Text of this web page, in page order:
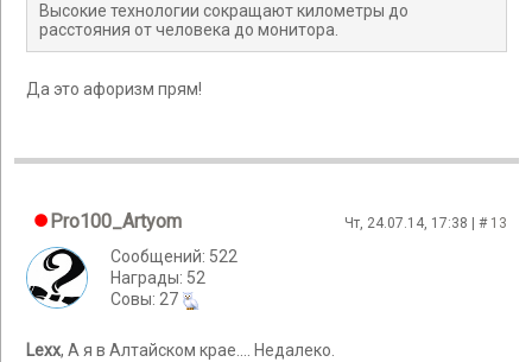
Высокие технологии сокращают километры до
расстояния от человека до монитора.
Да это афоризм прям!
Pro100_Artyom Чт, 24.07.14, 17:38 | # 13
Сообщений: 522
Награды: 52
Cовы: 27
Lexx, А я в Алтайском крае.... Недалеко.